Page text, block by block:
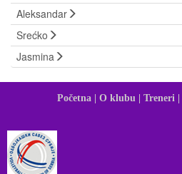
Aleksandar
Srećko
Jasmina
Početna | O klubu | Treneri |